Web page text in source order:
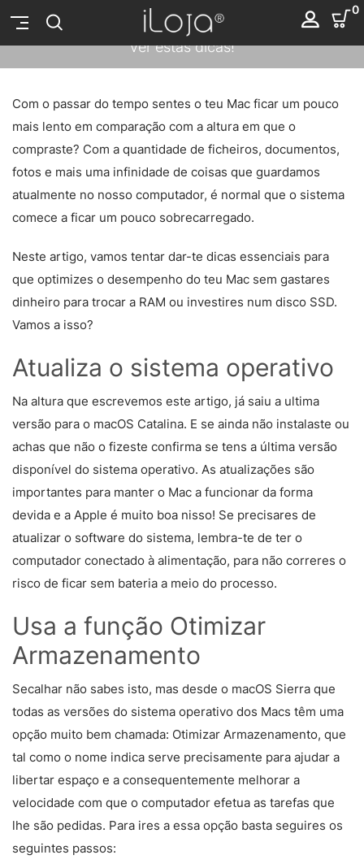
0
Queres tornar o teu Mac mais rápido? Então tens de
ver estas dicas!
Com o passar do tempo sentes o teu Mac ficar um pouco
mais lento em comparação com a altura em que o
compraste? Com a quantidade de ficheiros, documentos,
fotos e mais uma infinidade de coisas que guardamos
atualmente no nosso computador, é normal que o sistema
comece a ficar um pouco sobrecarregado.
Neste artigo, vamos tentar dar-te dicas essenciais para
que optimizes o desempenho do teu Mac sem gastares
dinheiro para trocar a RAM ou investires num disco SSD.
Vamos a isso?
Atualiza o sistema operativo
Na altura que escrevemos este artigo, já saiu a ultima
versão para o macOS Catalina. E se ainda não instalaste ou
achas que não o fizeste confirma se tens a última versão
disponível do sistema operativo. As atualizações são
importantes para manter o Mac a funcionar da forma
devida e a Apple é muito boa nisso! Se precisares de
atualizar o software do sistema, lembra-te de ter o
computador conectado à alimentação, para não correres o
risco de ficar sem bateria a meio do processo.
Usa a função Otimizar
Armazenamento
Secalhar não sabes isto, mas desde o macOS Sierra que
todas as versões do sistema operativo dos Macs têm uma
opção muito bem chamada: Otimizar Armazenamento, que
tal como o nome indica serve precisamente para ajudar a
libertar espaço e a consequentemente melhorar a
velocidade com que o computador efetua as tarefas que
lhe são pedidas. Para ires a essa opção basta seguires os
seguintes passos: